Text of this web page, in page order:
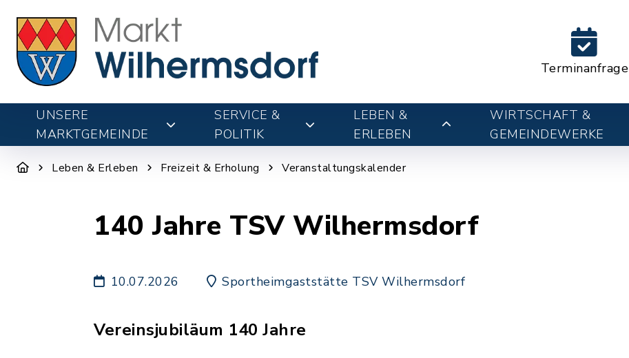
Terminanfrage
UNSERE
MARKTGEMEINDE
SERVICE &
POLITIK
LEBEN &
ERLEBEN
WIRTSCHAFT &
GEMEINDEWERKE
Leben & Erleben Freizeit & Erholung Veranstaltungskalender
140 Jahre TSV Wilhermsdorf
10.07.2026 Sportheimgaststätte TSV Wilhermsdorf
Vereinsjubiläum 140 Jahre